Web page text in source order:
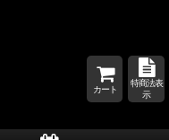
カート
特商法表
示